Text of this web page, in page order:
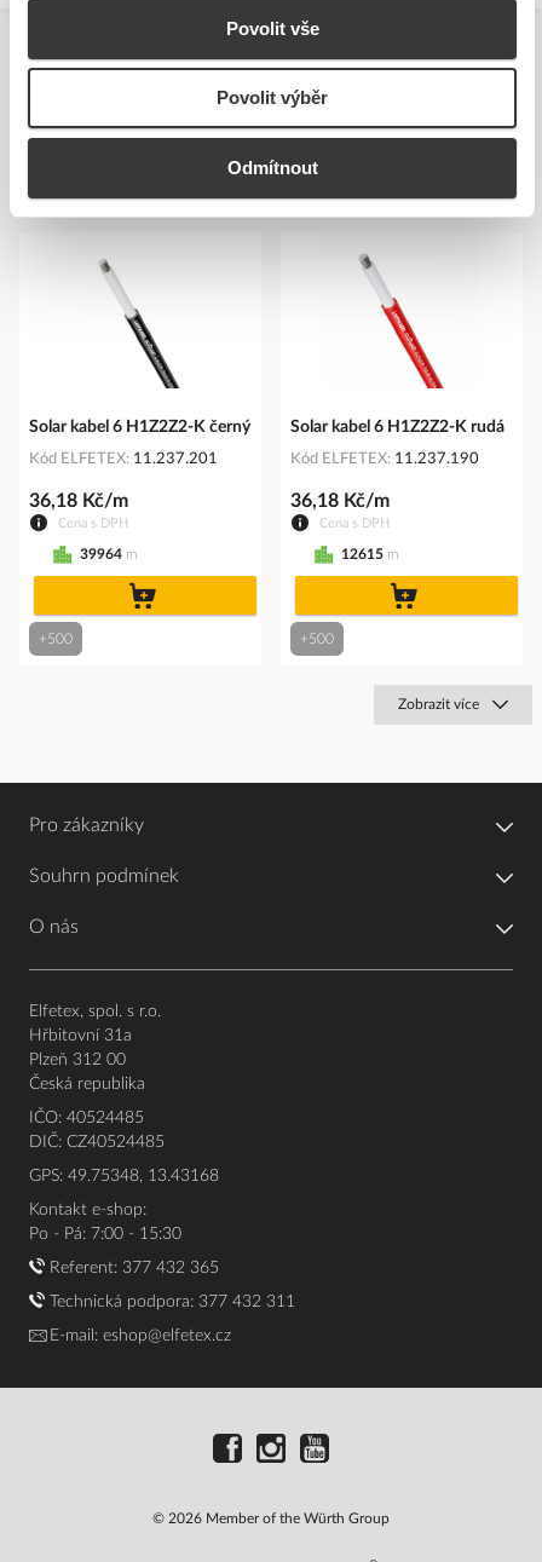
Povolit vše
Povolit výběr
Odmítnout
Solar kabel 6 H1Z2Z2-K černý
Kód ELFETEX 11.237.201
Cena s DPH
36,18 Kč/m
39964 m
+500
Solar kabel 6 H1Z2Z2-K rudá
Kód ELFETEX 11.237.190
Cena s DPH
36,18 Kč/m
12615 m
+500
Zobrazit více
Pro zákazníky
Souhrn podmínek
O nás
Elfetex, spol. s r.o.
Hřbitovní 31a
Plzeň 312 00
Česká republika
IČO: 40524485
DIČ: CZ40524485
GPS: 49.75348, 13.43168
Kontakt e-shop:
Po - Pá: 7:00 - 15:30
Referent: 377 432 365
Technická podpora: 377 432 311
E-mail: eshop@elfetex.cz
© 2026 Member of the Würth Group